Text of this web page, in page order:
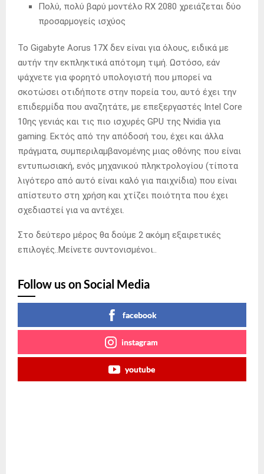
Πολύ, πολύ βαρύ μοντέλο RX 2080 χρειάζεται δύο
προσαρμογείς ισχύος
Το Gigabyte Aorus 17X δεν είναι για όλους, ειδικά με
αυτήν την εκπληκτικά απότομη τιμή. Ωστόσο, εάν
ψάχνετε για φορητό υπολογιστή που μπορεί να
σκοτώσει οτιδήποτε στην πορεία του, αυτό έχει την
επιδερμίδα που αναζητάτε, με επεξεργαστές Intel Core
10ης γενιάς και τις πιο ισχυρές GPU της Nvidia για
gaming. Εκτός από την απόδοσή του, έχει και άλλα
πράγματα, συμπεριλαμβανομένης μιας οθόνης που είναι
εντυπωσιακή, ενός μηχανικού πληκτρολογίου (τίποτα
λιγότερο από αυτό είναι καλό για παιχνίδια) που είναι
απίστευτο στη χρήση και χτίζει ποιότητα που έχει
σχεδιαστεί για να αντέχει.
Στο δεύτερο μέρος θα δούμε 2 ακόμη εξαιρετικές
επιλογές..Μείνετε συντονισμένοι..
Follow us on Social Media
facebook
instagram
youtube